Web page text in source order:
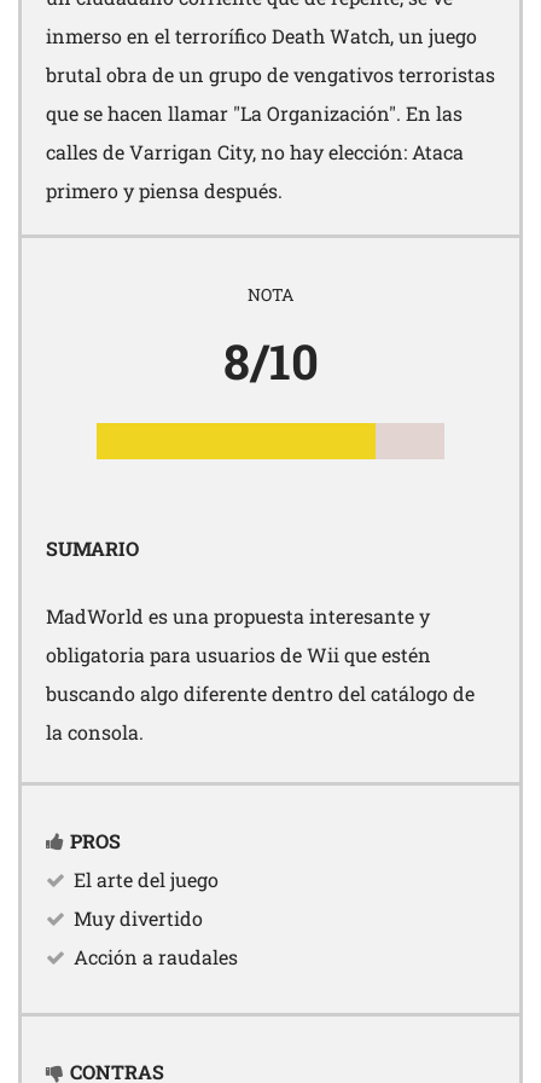
inmerso en el terrorífico Death Watch, un juego
brutal obra de un grupo de vengativos terroristas
que se hacen llamar "La Organización". En las
calles de Varrigan City, no hay elección: Ataca
primero y piensa después.
NOTA
8/10
SUMARIO
MadWorld es una propuesta interesante y
obligatoria para usuarios de Wii que estén
buscando algo diferente dentro del catálogo de
la consola.
PROS
El arte del juego
Muy divertido
Acción a raudales
CONTRAS